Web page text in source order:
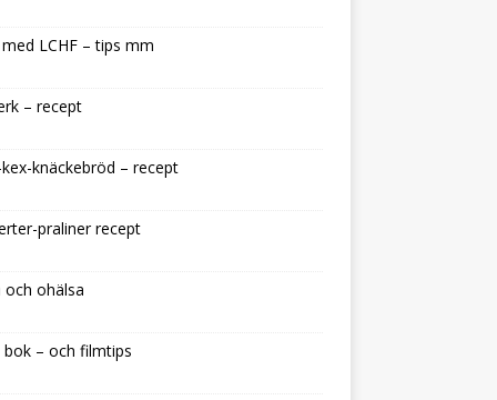
LCHF – tips mm
– recept
knäckebröd – recept
praliner recept
och ohälsa
bok – och filmtips